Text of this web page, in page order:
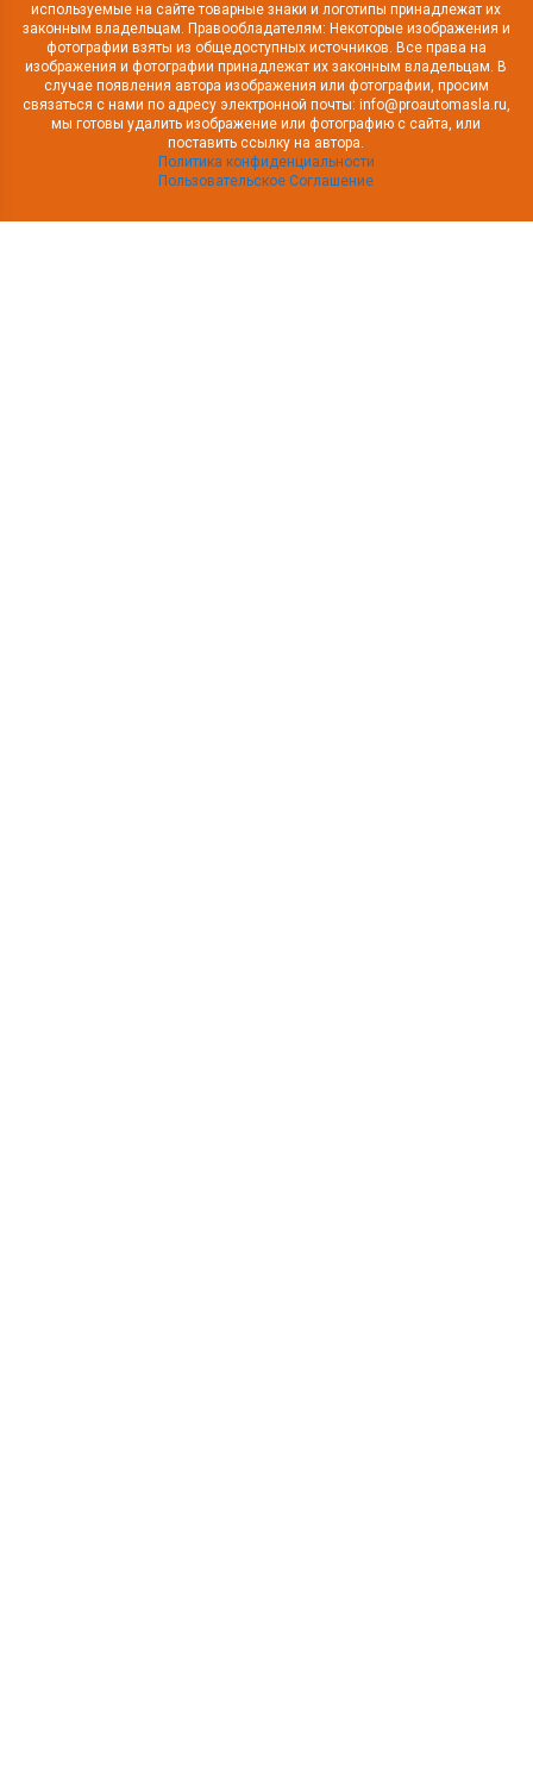
используемые на сайте товарные знаки и логотипы принадлежат их
законным владельцам. Правообладателям: Некоторые изображения и
фотографии взяты из общедоступных источников. Все права на
изображения и фотографии принадлежат их законным владельцам. В
случае появления автора изображения или фотографии, просим
связаться с нами по адресу электронной почты: info@proautomasla.ru,
мы готовы удалить изображение или фотографию с сайта, или
поставить ссылку на автора.
Политика конфиденциальности
Пользовательское Соглашение